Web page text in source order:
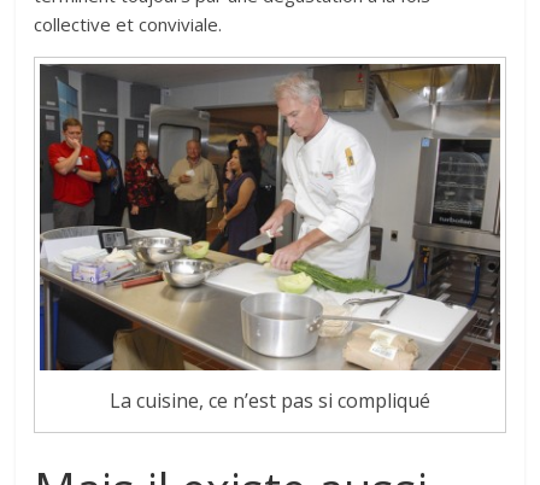
collective et conviviale.
La cuisine, ce n’est pas si compliqué